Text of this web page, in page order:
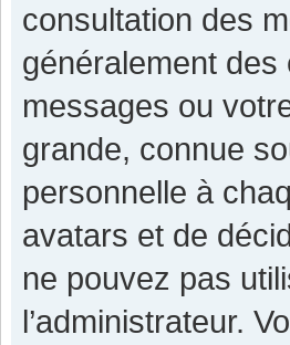
consultation des
généralement
messages ou
grande, connue
personnelle à
avatars et de
ne pouvez pas
l’administrateur.